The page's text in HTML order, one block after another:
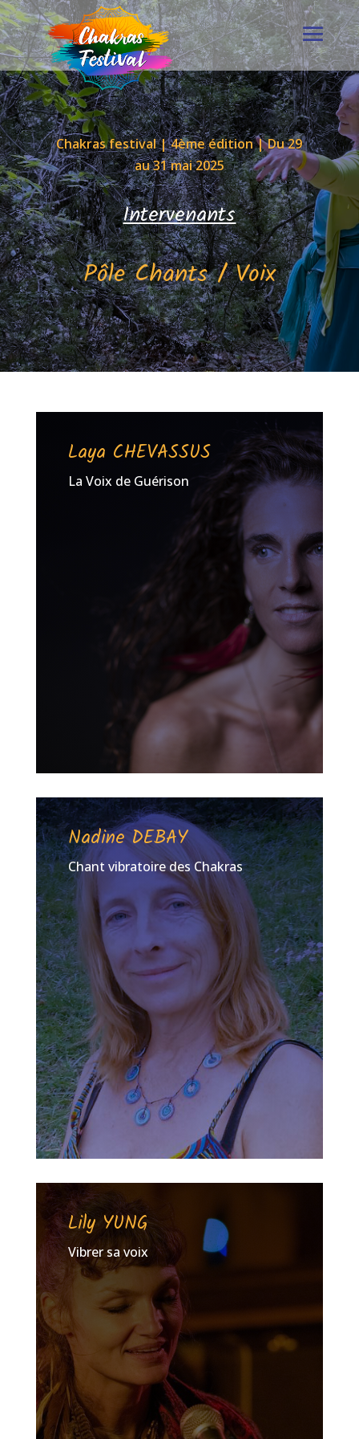
Chakras festival | 4ème édition | Du 29
au 31 mai 2025
Intervenants
Pôle Chants / Voix
Laya CHEVASSUS
La Voix de Guérison
Nadine DEBAY
Chant vibratoire des Chakras
Lily YUNG
Vibrer sa voix